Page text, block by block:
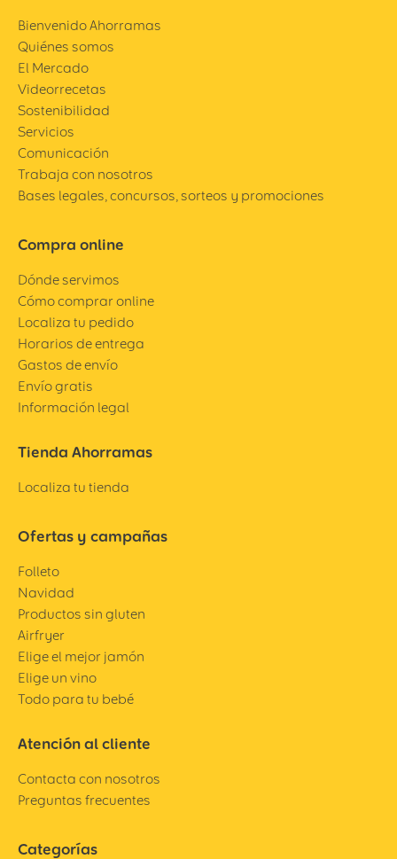
Bienvenido Ahorramas
Quiénes somos
El Mercado
Videorrecetas
Sostenibilidad
Servicios
Comunicación
Trabaja con nosotros
Bases legales, concursos, sorteos y promociones
Compra online
Dónde servimos
Cómo comprar online
Localiza tu pedido
Horarios de entrega
Gastos de envío
Envío gratis
Información legal
Tienda Ahorramas
Localiza tu tienda
Ofertas y campañas
Folleto
Navidad
Productos sin gluten
Airfryer
Elige el mejor jamón
Elige un vino
Todo para tu bebé
Atención al cliente
Contacta con nosotros
Preguntas frecuentes
Categorías